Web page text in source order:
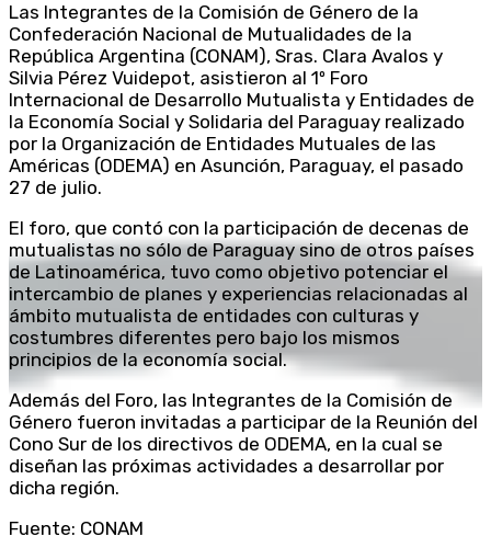
Las Integrantes de la Comisión de Género de la
Confederación Nacional de Mutualidades de la
República Argentina (CONAM), Sras. Clara Avalos y
Silvia Pérez Vuidepot, asistieron al 1º Foro
Internacional de Desarrollo Mutualista y Entidades de
la Economía Social y Solidaria del Paraguay realizado
por la Organización de Entidades Mutuales de las
Américas (ODEMA) en Asunción, Paraguay, el pasado
27 de julio.
El foro, que contó con la participación de decenas de
mutualistas no sólo de Paraguay sino de otros países
de Latinoamérica, tuvo como objetivo potenciar el
intercambio de planes y experiencias relacionadas al
ámbito mutualista de entidades con culturas y
costumbres diferentes pero bajo los mismos
principios de la economía social.
Además del Foro, las Integrantes de la Comisión de
Género fueron invitadas a participar de la Reunión del
Cono Sur de los directivos de ODEMA, en la cual se
diseñan las próximas actividades a desarrollar por
dicha región.
Fuente: CONAM